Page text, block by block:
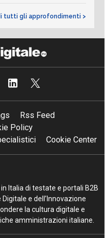
tutti gli approfondimenti >
Rss Feed
Policy
Cookie Center
Italia di testate e portali B2B
e dell’Innovazione
la cultura digitale e
amministrazioni italiane.